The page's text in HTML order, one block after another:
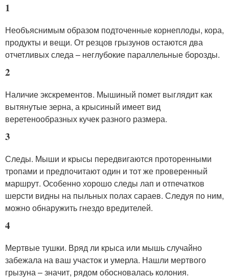
1
Необъяснимым образом подточенные корнеплоды, кора,
продукты и вещи. От резцов грызунов остаются два
отчетливых следа – неглубокие параллельные борозды.
2
Наличие экскрементов. Мышиный помет выглядит как
вытянутые зерна, а крысиный имеет вид
веретенообразных кучек разного размера.
3
Следы. Мыши и крысы передвигаются проторенными
тропами и предпочитают один и тот же проверенный
маршрут. Особенно хорошо следы лап и отпечатков
шерсти видны на пыльных полах сараев. Следуя по ним,
можно обнаружить гнездо вредителей.
4
Мертвые тушки. Вряд ли крыса или мышь случайно
забежала на ваш участок и умерла. Нашли мертвого
грызуна – значит, рядом обосновалась колония.